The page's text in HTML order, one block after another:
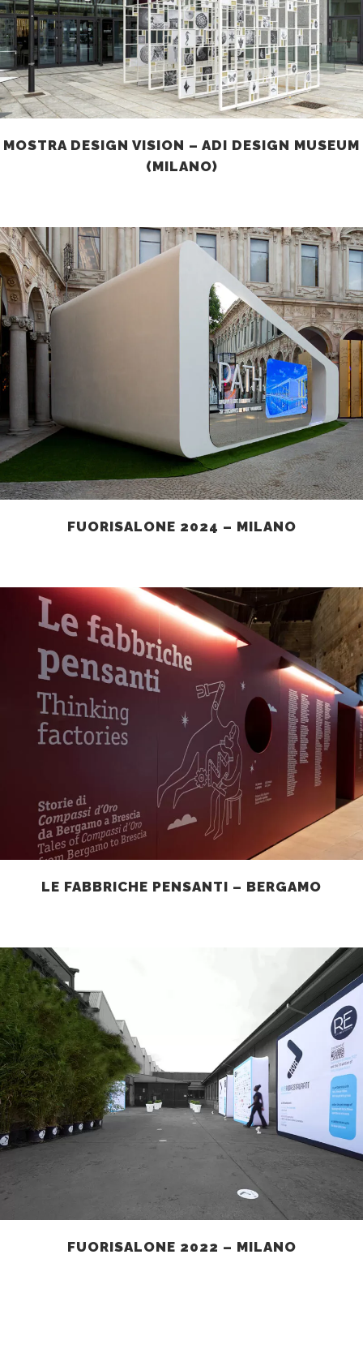
MOSTRA DESIGN VISION – ADI DESIGN MUSEUM
(MILANO)
FUORISALONE 2024 – MILANO
LE FABBRICHE PENSANTI – BERGAMO
FUORISALONE 2022 – MILANO